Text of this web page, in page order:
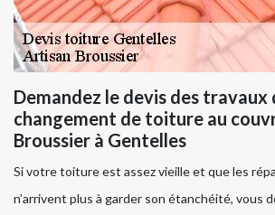
Demandez le devis des travaux
changement de toiture au
Broussier à Gentelles
Si votre toiture est assez vieille et que les
n’arrivent plus à garder son étanchéité, vous